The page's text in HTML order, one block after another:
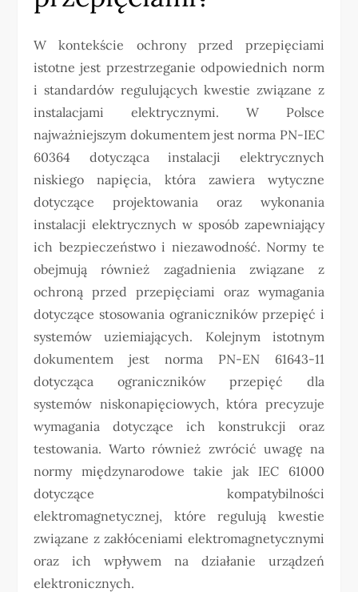
W kontekście ochrony przed przepięciami
istotne jest przestrzeganie odpowiednich norm
i standardów regulujących kwestie związane z
instalacjami elektrycznymi. W Polsce
najważniejszym dokumentem jest norma PN-IEC
60364 dotycząca instalacji elektrycznych
niskiego napięcia, która zawiera wytyczne
dotyczące projektowania oraz wykonania
instalacji elektrycznych w sposób zapewniający
ich bezpieczeństwo i niezawodność. Normy te
obejmują również zagadnienia związane z
ochroną przed przepięciami oraz wymagania
dotyczące stosowania ograniczników przepięć i
systemów uziemiających. Kolejnym istotnym
dokumentem jest norma PN-EN 61643-11
dotycząca ograniczników przepięć dla
systemów niskonapięciowych, która precyzuje
wymagania dotyczące ich konstrukcji oraz
testowania. Warto również zwrócić uwagę na
normy międzynarodowe takie jak IEC 61000
dotyczące kompatybilności
elektromagnetycznej, które regulują kwestie
związane z zakłóceniami elektromagnetycznymi
oraz ich wpływem na działanie urządzeń
elektronicznych.